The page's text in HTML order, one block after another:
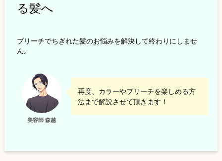
る髪へ
ブリーチでちぎれた髪のお悩みを解決して終わりにしませ
ん。
美容師 森越
再度、カラーやブリーチを楽しめる方
法まで解説させて頂きます！